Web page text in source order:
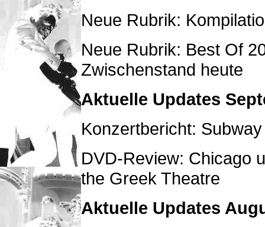
Neue Rubrik:
Neue Rubrik: Best Of
Zwischenstand heute
Aktuelle Updates
Konzertbericht:
DVD-Review: Chicago
the Greek Theatre
Aktuelle Updates